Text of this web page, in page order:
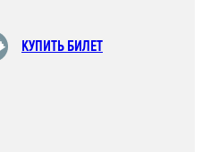
КУПИТЬ БИЛЕТ